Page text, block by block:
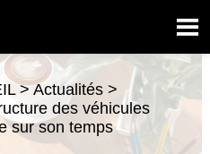

>Actualités>
des véhicules
sur son temps